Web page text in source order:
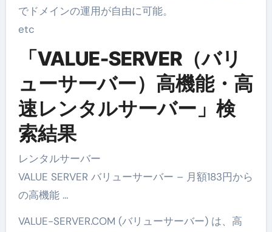
でドメインの運用が自由に可能。
etc
「VALUE-SERVER（バリ
ューサーバー）高機能・高
速レンタルサーバー」検
索結果
レンタルサーバー
VALUE SERVER バリューサーバー – 月額183円から
の高機能 …
VALUE-SERVER.COM (バリューサーバー) は、高